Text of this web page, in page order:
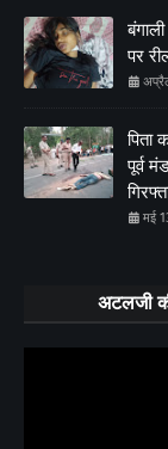
पर
पिता
पूर्व
मई
अटलजी